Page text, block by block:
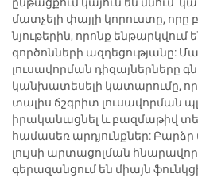
մատչելի փայլի կորուստը, որը
նյութերին, որոնք
գործոնների ազդեցությանը:
լուսավորման դիզայներները
կանխատեսելի կատարումը,
տալիս ճշգրիտ լուսավորման
իրականացնել և բազմաթիվ
համասեռ արդյունքներ:
լույսի արտացոլման
գերազանցում են միայն